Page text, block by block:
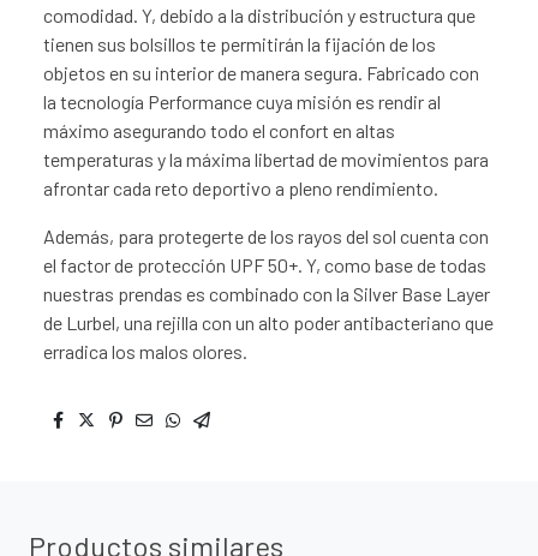
comodidad. Y, debido a la distribución y estructura que
tienen sus bolsillos te permitirán la fijación de los
objetos en su interior de manera segura. Fabricado con
la tecnología Performance cuya misión es rendir al
máximo asegurando todo el confort en altas
temperaturas y la máxima libertad de movimientos para
afrontar cada reto deportivo a pleno rendimiento.
Además, para protegerte de los rayos del sol cuenta con
el factor de protección UPF 50+. Y, como base de todas
nuestras prendas es combinado con la Silver Base Layer
de Lurbel, una rejilla con un alto poder antibacteriano que
erradica los malos olores.
Productos similares